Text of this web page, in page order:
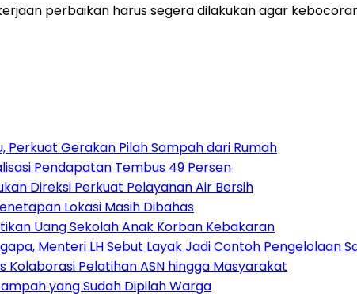
perbaikan harus segera dilakukan agar
Perkuat Gerakan Pilah Sampah dari Rumah
Pendapatan Tembus 49 Persen
Direksi Perkuat Pelayanan Air Bersih
Lokasi Masih Dibahas
Uang Sekolah Anak Korban Kebakaran
Menteri LH Sebut Layak Jadi Contoh Pengelolaan
Kolaborasi Pelatihan ASN hingga Masyarakat
yang Sudah Dipilah Warga